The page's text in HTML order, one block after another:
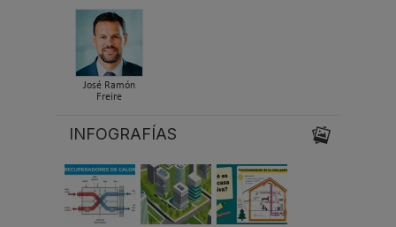
José Ramón
Freire
INFOGRAFÍAS